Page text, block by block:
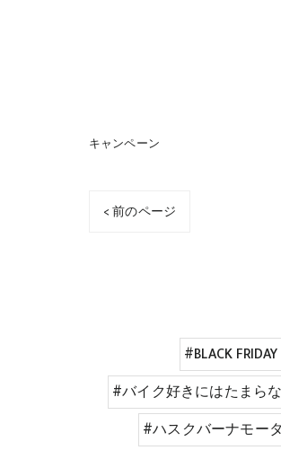
キャンペーン
< 前のページ
#BLACK FRIDAY
#バイク好きにはたまら
#ハスクバーナモー